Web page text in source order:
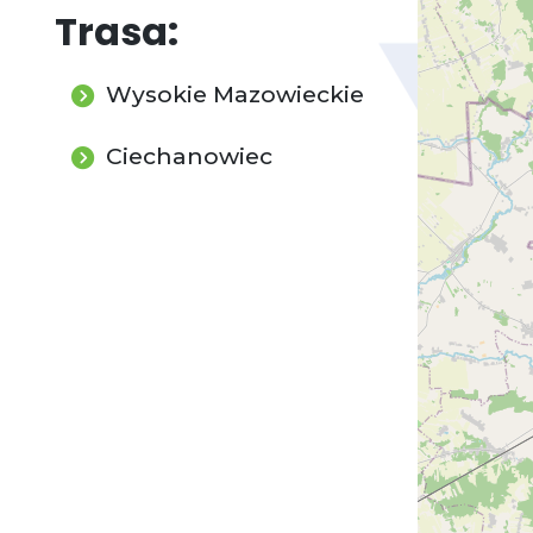
Trasa:
Wysokie Mazowieckie
Ciechanowiec